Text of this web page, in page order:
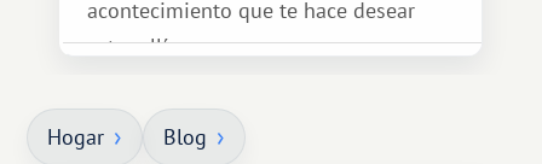
acontecimiento que te hace desear
estar allí...
Hogar Blog